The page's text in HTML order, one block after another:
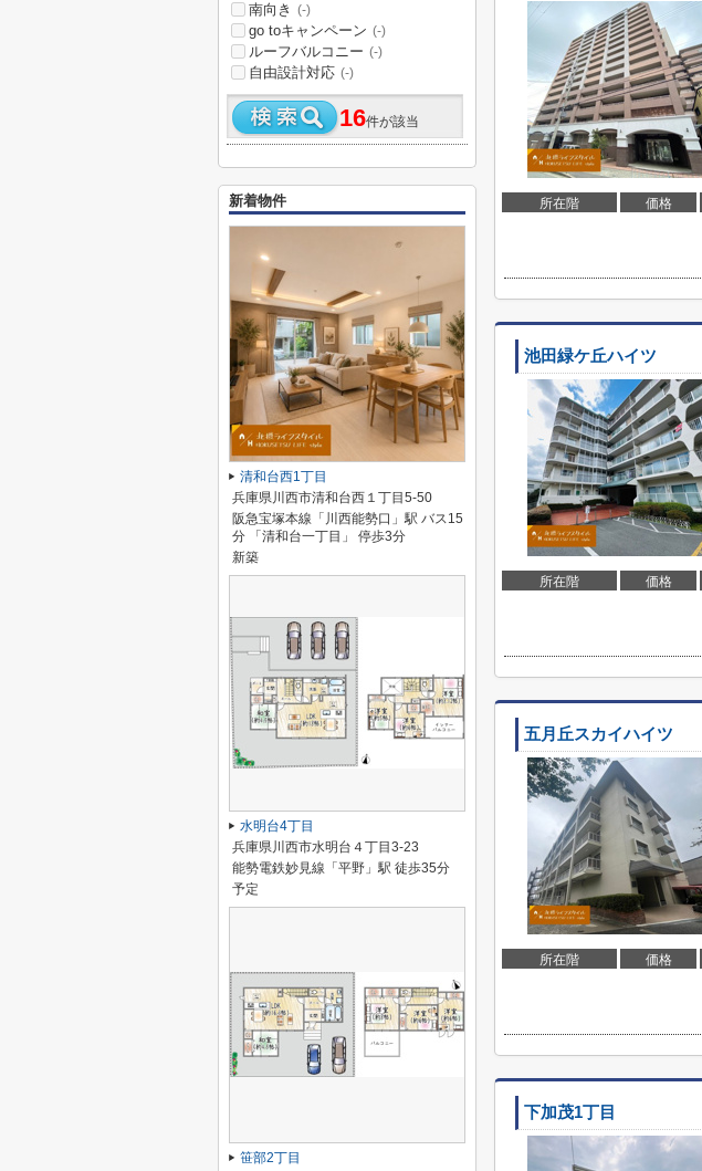
所在階 価格
池田緑ケ丘ハイツ
所在階 価格
五月丘スカイハイツ
所在階 価格
下加茂1丁目
南向き (-)
go toキャンペーン (-)
ルーフバルコニー (-)
自由設計対応 (-)
16件が該当
新着物件
清和台西1丁目
兵庫県川西市清和台西１丁目5-50
阪急宝塚本線「川西能勢口」駅 バス15
分 「清和台一丁目」 停歩3分
新築
水明台4丁目
兵庫県川西市水明台４丁目3-23
能勢電鉄妙見線「平野」駅 徒歩35分
予定
笹部2丁目